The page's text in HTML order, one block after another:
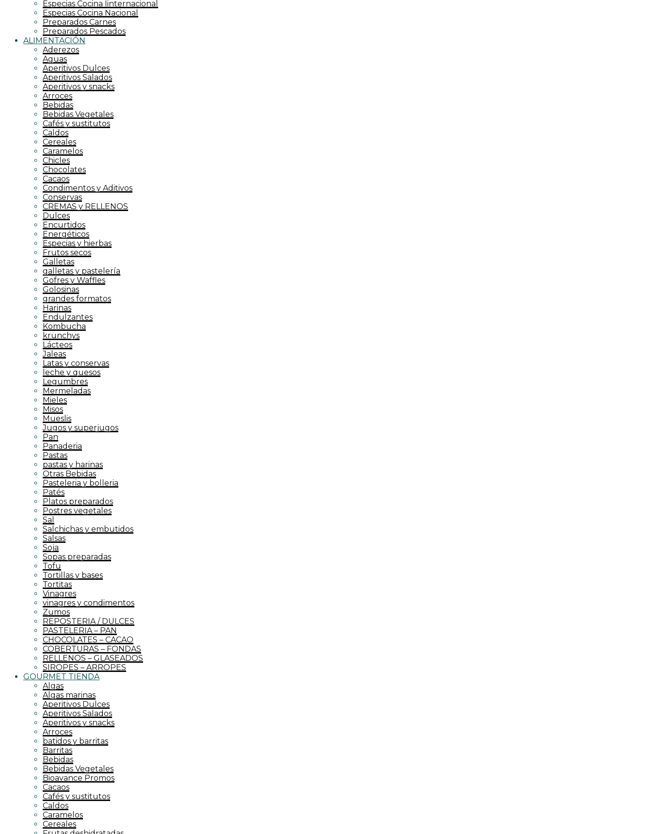
Especias Cocina Iinternacional
Especias Cocina Nacional
Preparados Carnes
Preparados Pescados
ALIMENTACIÓN
Aderezos
Aguas
Aperitivos Dulces
Aperitivos Salados
Aperitivos y snacks
Arroces
Bebidas
Bebidas Vegetales
Cafés y sustitutos
Caldos
Cereales
Caramelos
Chicles
Chocolates
Cacaos
Condimentos y Aditivos
Conservas
CREMAS y RELLENOS
Dulces
Encurtidos
Energéticos
Especias y hierbas
Frutos secos
Galletas
galletas y pastelería
Gofres y Waffles
Golosinas
grandes formatos
Harinas
Endulzantes
Kombucha
krunchys
Lácteos
Jaleas
Latas y conservas
leche y quesos
Legumbres
Mermeladas
Mieles
Misos
Mueslis
Jugos y superjugos
Pan
Panaderia
Pastas
pastas y harinas
Otras Bebidas
Pasteleria y bolleria
Patés
Platos preparados
Postres vegetales
Sal
Salchichas y embutidos
Salsas
Soja
Sopas preparadas
Tofu
Tortillas y bases
Tortitas
Vinagres
vinagres y condimentos
Zumos
REPOSTERIA / DULCES
PASTELERIA – PAN
CHOCOLATES – CACAO
COBERTURAS – FONDAS
RELLENOS – GLASEADOS
SIROPES – ARROPES
GOURMET TIENDA
Algas
Algas marinas
Aperitivos Dulces
Aperitivos Salados
Aperitivos y snacks
Arroces
batidos y barritas
Barritas
Bebidas
Bebidas Vegetales
Bioavance Promos
Cacaos
Cafés y sustitutos
Caldos
Caramelos
Cereales